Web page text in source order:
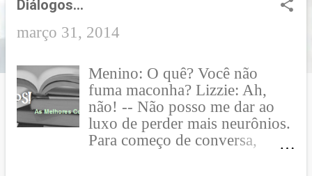
g
n
Diálogos...
março 31, 2014
Menino: O quê? Você não
fuma maconha? Lizzie: Ah,
não! -- Não posso me dar ao
luxo de perder mais neurônios.
Para começo de conversa,